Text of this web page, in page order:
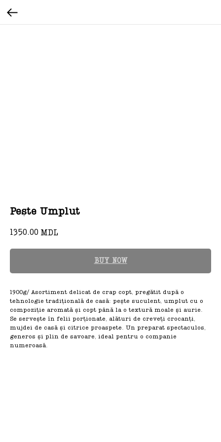
Pește Umplut
1350.00 MDL
BUY NOW
1900g/ Asortiment delicat de crap copt, pregătit după o
tehnologie tradițională de casă: pește suculent, umplut cu o
compoziție aromată și copt până la o textură moale și aurie.
Se servește în felii porționate, alături de creveți crocanți,
mujdei de casă și citrice proaspete. Un preparat spectaculos,
generos și plin de savoare, ideal pentru o companie
numeroasă.